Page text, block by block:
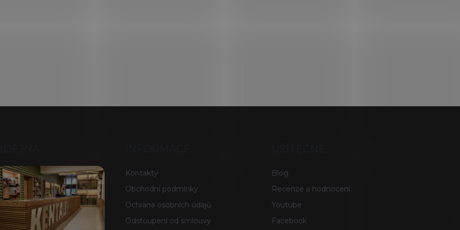
Kontakty
Obchodní podmínky
Ochrana osobních údajů
Odstoupení od smlouvy
Blog
Recenze a hodnocení
Youtube
Facebook